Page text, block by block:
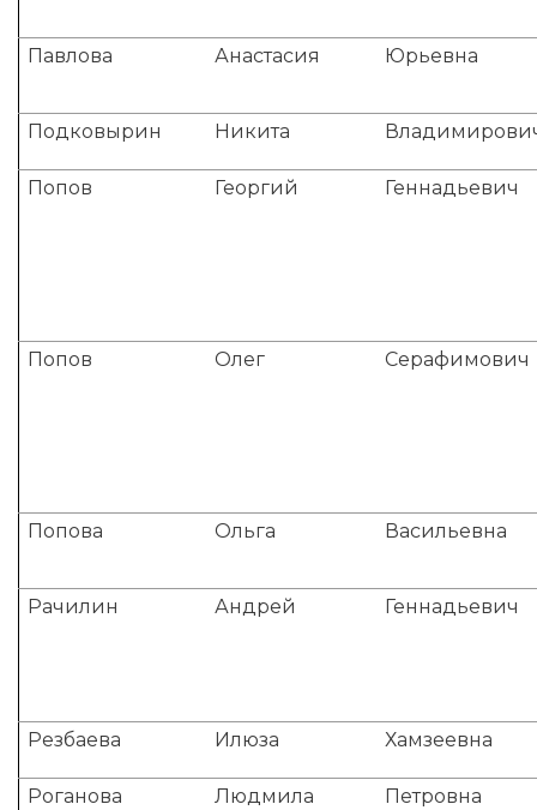
Павлова Анастасия Юрьевна
Подковырин Никита
Попов Георгий Геннадьевич
Попов Олег Серафимович
Попова Ольга Васильевна
Рачилин Андрей Геннадьевич
Резбаева Илюза Хамзеевна
Роганова Людмила Петровна